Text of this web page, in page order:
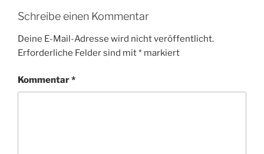
Schreibe einen Kommentar
Deine E-Mail-Adresse wird nicht veröffentlicht.
Erforderliche Felder sind mit* markiert
Kommentar*